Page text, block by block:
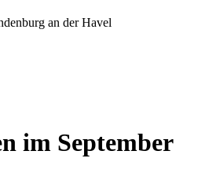
an der Havel
im September